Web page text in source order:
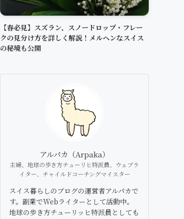
【春必見】スズラン、スノードロップ・フレー
クの見分け方を詳しく解説！メルヘンなスイス
の秘境も公開
アルパカ（Arpaka）
主婦、地球の歩き方チューリヒ特派員、ウェブラ
イター、チャイルドコーチングマイスター
スイス暮らしのブログの運営者アルパカで
す。副業でWebライターとして活動中。
地球の歩き方チューリッヒ特派員としても